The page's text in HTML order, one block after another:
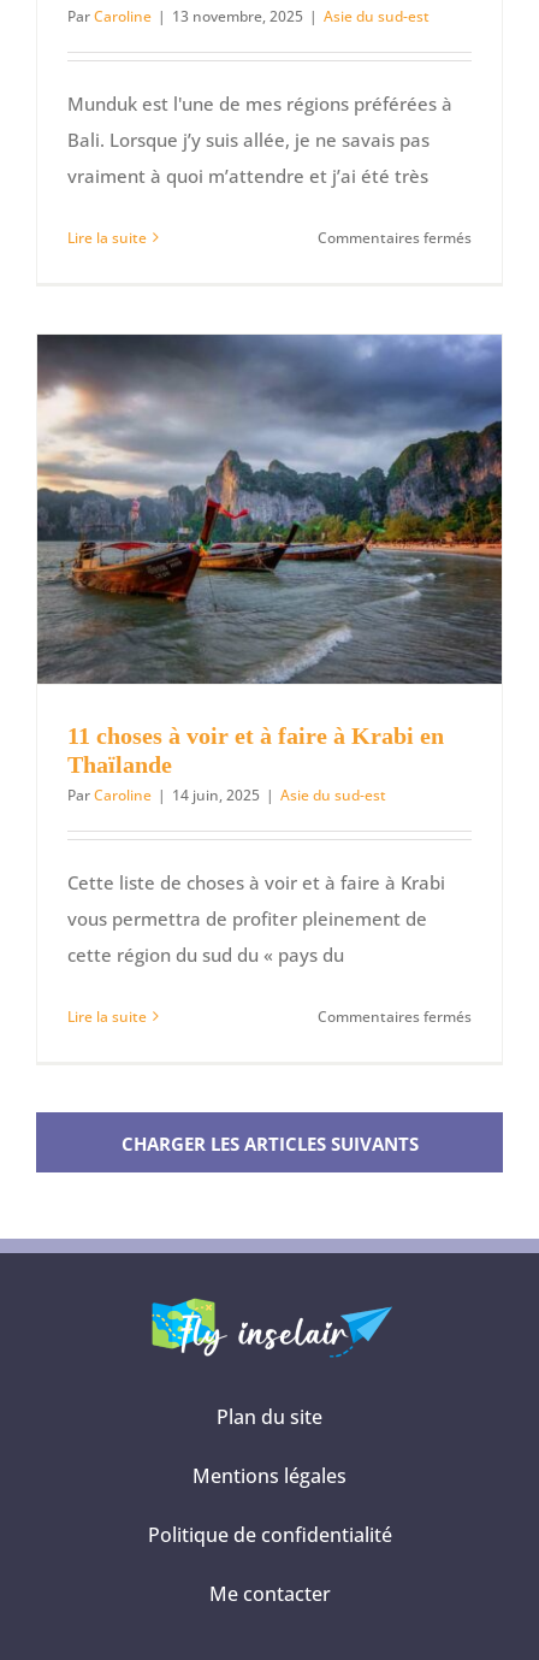
ParCaroline | 13 novembre, 2025 | Asie du sud-est
Munduk est l'une de mes régions préférées à
Bali. Lorsque j’y suis allée, je ne savais pas
vraiment à quoi m’attendre et j’ai été très
Lire la suite Commentaires ferméssur
Munduk
et
dans
les
environs
:
10
activités
11 choses à voir et à faire à Krabi en
Thaïlande
ParCaroline | 14 juin, 2025 | Asie du sud-est
Cette liste de choses à voir et à faire à Krabi
vous permettra de profiter pleinement de
cette région du sud du « pays du
Lire la suite Commentaires ferméssur
CHARGER LES ARTICLES SUIVANTS
Plan du site
Mentions légales
Politique de confidentialité
Me contacter